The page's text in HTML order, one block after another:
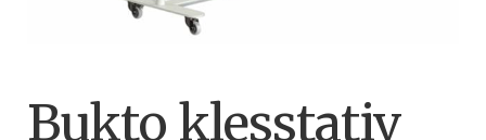
Bukto klesstativ